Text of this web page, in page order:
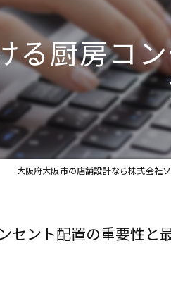
る厨房コ
大阪府大阪市の店舗設計なら株式会社
セント配置の重要性と